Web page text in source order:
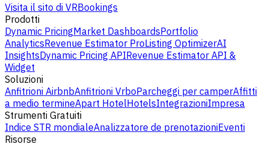
Visita il sito di VRBookings
Prodotti
Dynamic PricingMarket DashboardsPortfolio
AnalyticsRevenue Estimator ProListing OptimizerAI
InsightsDynamic Pricing APIRevenue Estimator API &
Widget
Soluzioni
Anfitrioni AirbnbAnfitrioni VrboParcheggi per camperAffitti
a medio termineApart HotelHotelsIntegrazioniImpresa
Strumenti Gratuiti
Indice STR mondialeAnalizzatore de prenotazioniEventi
Risorse